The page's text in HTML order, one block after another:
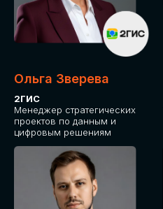
Ольга Зверева
2ГИС
Менеджер стратегических
проектов по данным и
цифровым решениям